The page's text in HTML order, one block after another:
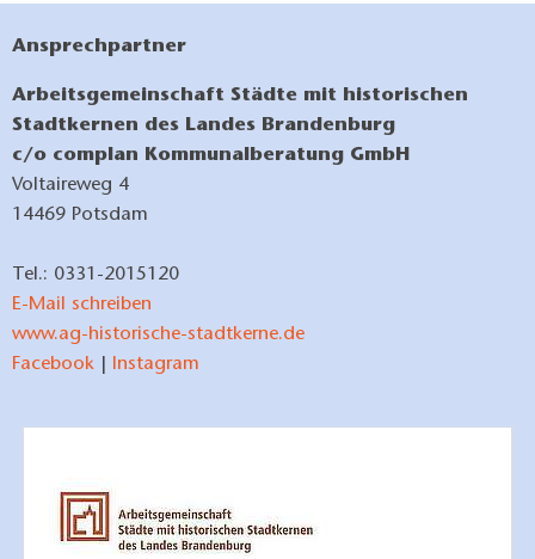
Ansprechpartner
Arbeitsgemeinschaft Städte mit historischen
Stadtkernen des Landes Brandenburg
c/o complan Kommunalberatung GmbH
Voltaireweg 4
14469 Potsdam
Tel.: 0331-2015120
E-Mail schreiben
www.ag-historische-stadtkerne.de
Facebook
Instagram